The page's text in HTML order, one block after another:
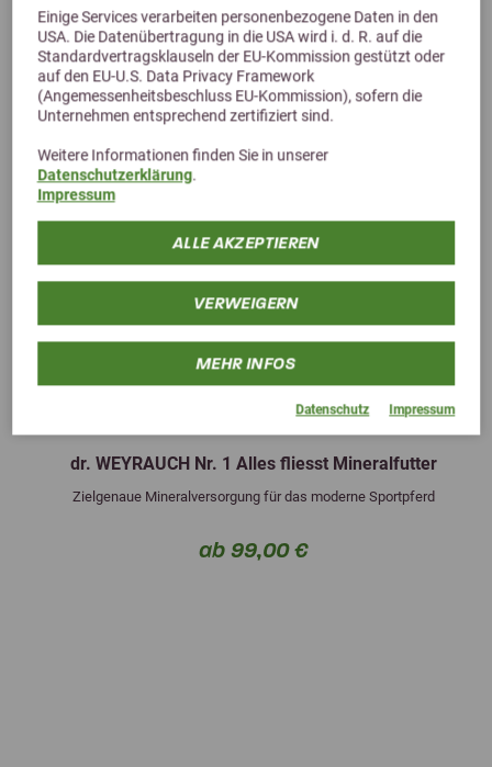
Einige Services verarbeiten personenbezogene Daten in den
USA. Die Datenübertragung in die USA wird i. d. R. auf die
Standardvertragsklauseln der EU-Kommission gestützt oder
auf den EU-U.S. Data Privacy Framework
(Angemessenheitsbeschluss EU-Kommission), sofern die
Unternehmen entsprechend zertifiziert sind.
Weitere Informationen finden Sie in unserer
Datenschutzerklärung.
Impressum
ALLE AKZEPTIEREN
VERWEIGERN
MEHR INFOS
Datenschutz Impressum
dr. WEYRAUCH Nr. 1 Alles fliesst Mineralfutter
Zielgenaue Mineralversorgung für das moderne Sportpferd
ab 99,00 €